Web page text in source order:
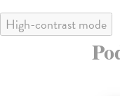
High-contrast mode